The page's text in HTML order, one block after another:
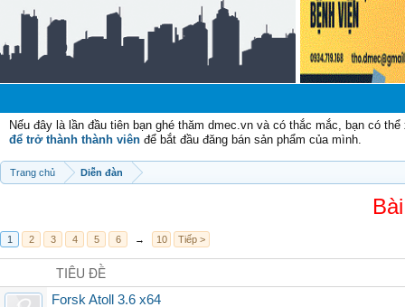
Nếu đây là lần đầu tiên bạn ghé thăm dmec.vn và có thắc mắc, bạn có
để trở thành thành viên để bắt đầu đăng bán sản phẩm của mình.
Trang chủ Diễn đàn
1 2 3 4 5 6 → 10 Tiếp >
TIÊU ĐỀ
Forsk Atoll 3.6 x64